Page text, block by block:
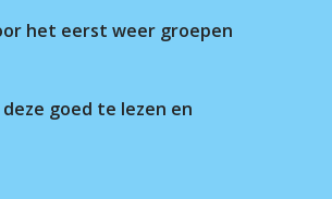
het eerst weer groepen
goed te lezen en